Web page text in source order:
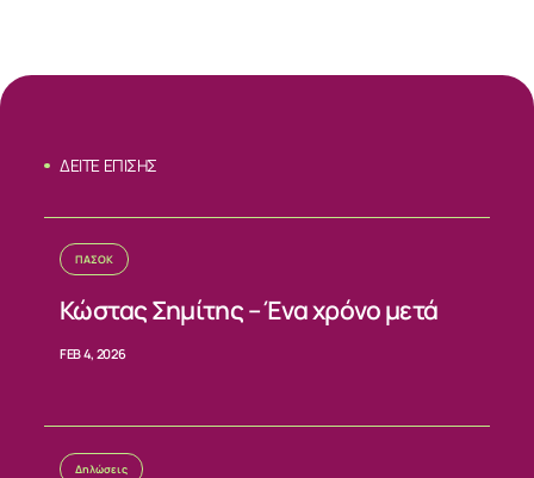
ΔΕΙΤΕ ΕΠΙΣΗΣ
ΠΑΣΟΚ
Κώστας Σημίτης – Ένα χρόνο μετά
FEB 4, 2026
Δηλώσεις